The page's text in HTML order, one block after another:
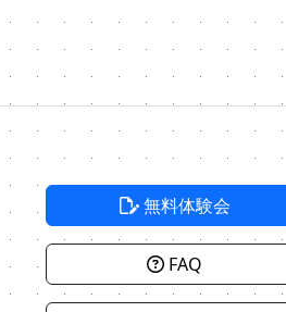
無料体験会
FAQ